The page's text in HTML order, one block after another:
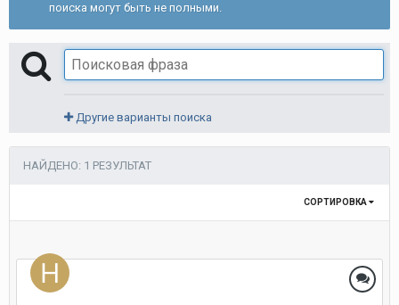
поиска могут быть не полными.
Другие варианты поиска
НАЙДЕНО: 1 РЕЗУЛЬТАТ
СОРТИРОВКА